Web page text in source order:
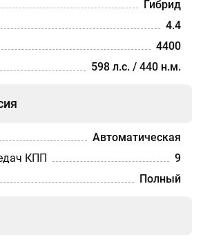
Гибрид
4.4
4400
598 л.с. / 440 н.м.
Автоматическая
КПП
9
Полный